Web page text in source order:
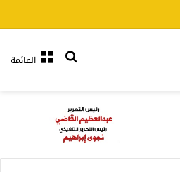
القائمةبحث عن